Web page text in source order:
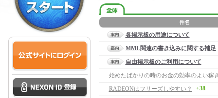
各掲示板の用途について
MML関連の書き込みに関する補足
自由掲示板のご利用について
RADEONはフリーズしやすい？ +38